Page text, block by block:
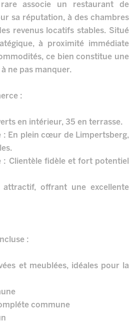
associe un restaurant de
sa réputation, à des chambres
revenus locatifs stables. Situé
à proximité immédiate
ce bien constitue une
ne pas manquer.
:
en intérieur, 35 en terrasse.
: En plein cœur de Limpertsberg,
: Clientèle fidèle et fort potentiel
attractif, offrant une excellente
:
et meublées, idéales pour la
commune